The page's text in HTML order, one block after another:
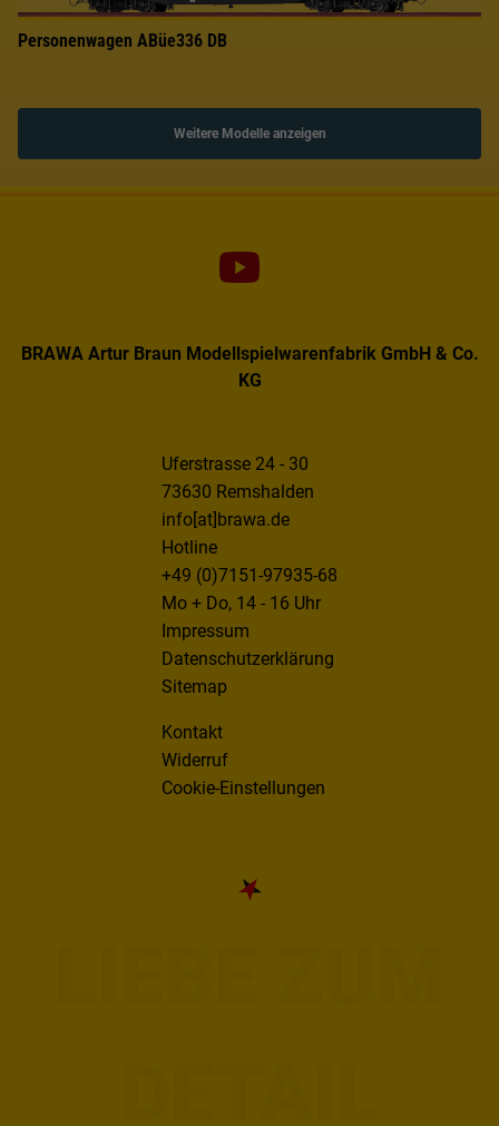
Personenwagen ABüe336 DB
Weitere Modelle anzeigen
BRAWA Artur Braun Modellspielwarenfabrik GmbH & Co.
KG
Uferstrasse 24 - 30
73630 Remshalden
info[at]brawa.de
Hotline
+49 (0)7151-97935-68
Mo + Do, 14 - 16 Uhr
Impressum
Datenschutzerklärung
Sitemap
Kontakt
Widerruf
Cookie-Einstellungen